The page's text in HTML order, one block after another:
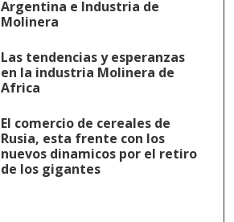
Argentina e Industria de
Molinera
Las tendencias y esperanzas
en la industria Molinera de
Africa
El comercio de cereales de
Rusia, esta frente con los
nuevos dinamicos por el retiro
de los gigantes